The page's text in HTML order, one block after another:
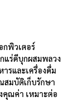
กพิวเตอร์
แร่ดีบุกผสมพลวง
รและเครื่องดื่ม
สมบัติเก็บรักษา
คุณค่า เหมาะต่อ